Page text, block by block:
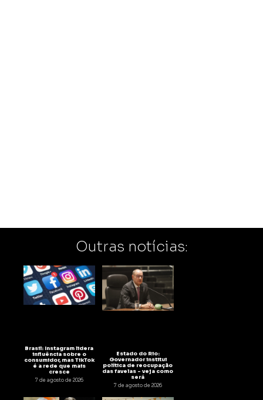
Outras notícias:
Brasil: Instagram lidera
influência sobre o
consumidor, mas TikTok
é a rede que mais
cresce
7 de agosto de 2026
Estado do Rio:
Governador institui
política de reocupação
das favelas – veja como
será
7 de agosto de 2026